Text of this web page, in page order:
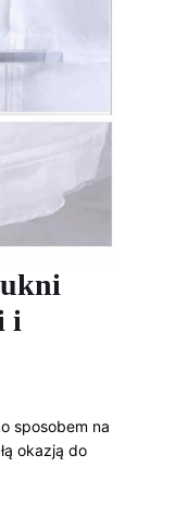
i
sposobem na
okazją do